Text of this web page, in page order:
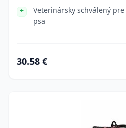
Veterinársky schválený
psa
30.58 €